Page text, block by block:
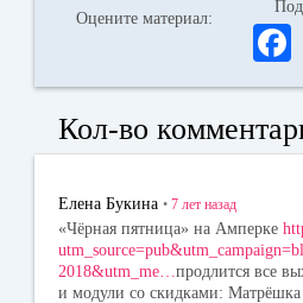
Оцените материал:
Кол-во
Елена Букина • 7 лет назад
«Чёрная пятница» на Амперке
2018&utm_me… продлится все
и модули со скидками: